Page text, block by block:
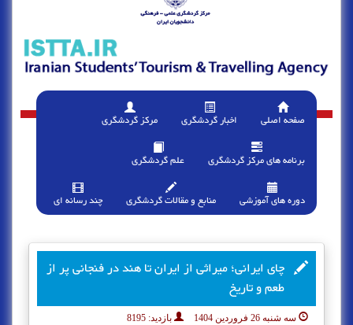
صفحه اصلی اخبار گردشگری مرکز گردشگری
برنامه های مرکز گردشگری علم گردشگری
دوره های آموزشی منابع و مقالات گردشگری چند رسانه ای
چای ایرانی؛ میراثی از ایران تا هند در فنجانی پر از
طعم و تاریخ
سه شنبه 26 فروردین 1404 بازدید: 8195